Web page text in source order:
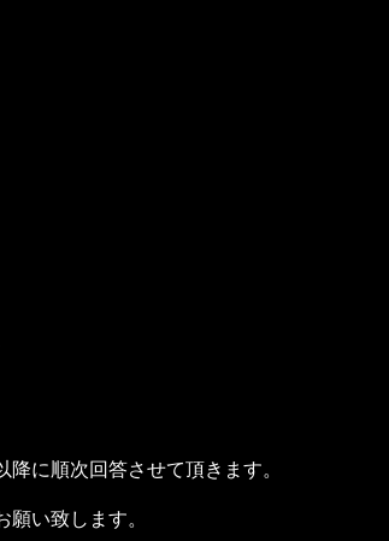
に順次回答させて頂きます。
い致します。